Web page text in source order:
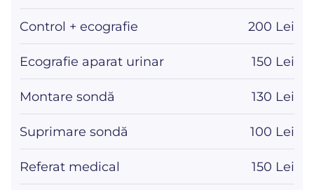
Control + ecografie 200 Lei
Ecografie aparat urinar 150 Lei
Montare sondă 130 Lei
Suprimare sondă 100 Lei
Referat medical 150 Lei